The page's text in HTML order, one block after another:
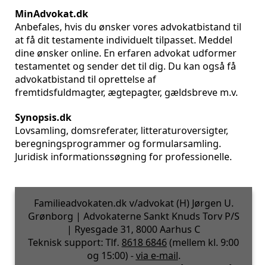
MinAdvokat.dk
Anbefales, hvis du ønsker vores advokatbistand til
at få dit testamente individuelt tilpasset. Meddel
dine ønsker online. En erfaren advokat udformer
testamentet og sender det til dig. Du kan også få
advokatbistand til oprettelse af
fremtidsfuldmagter, ægtepagter, gældsbreve m.v.
Synopsis.dk
Lovsamling, domsreferater, litteraturoversigter,
beregningsprogrammer og formularsamling.
Juridisk informationssøgning for professionelle.
Familieadvokaten.dk v/advokat (H) Jørgen U.
Grønborg | Advokaterne Sankt Knuds Torv P/S
| Ryesgade 31, 8000 Aarhus C
Teknisk support: Tlf. 8618 6846(mellem kl. 9:00
og 15:00) -via e-mail.